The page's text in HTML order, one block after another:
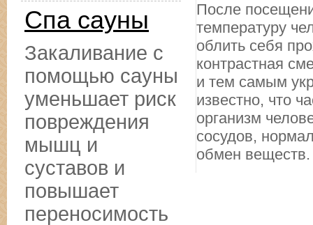
После
температуру
облить себя
контрастная
и тем самым
известно, что
организм
сосудов,
обмен веществ.
Спа сауны
Закаливание с
помощью сауны
уменьшает риск
повреждения
мышц и
суставов и
повышает
переносимость